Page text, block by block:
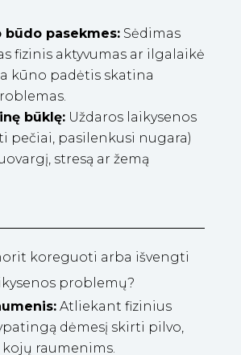
būdo pasekmes:Sėdimas
fizinis aktyvumas ar ilgalaikė
kūno padėtis skatina
būklę:Uždaros laikysenos
pečiai, pasilenkusi nugara)
stresą ar žemą
koreguoti arba išvengti
problemų?
Atliekant fizinius
dėmesį skirti pilvo,
raumenims.